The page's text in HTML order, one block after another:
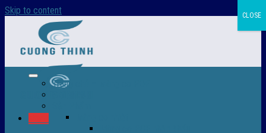
Skip to content
Trang chủ – Màng co POF
CLOSE